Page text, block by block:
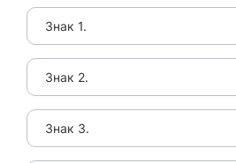
Знак 1.
Знак 2.
Знак 3.